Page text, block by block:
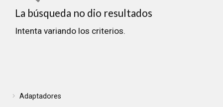
La búsqueda no dio resultados
Intenta variando los criterios.
Adaptadores